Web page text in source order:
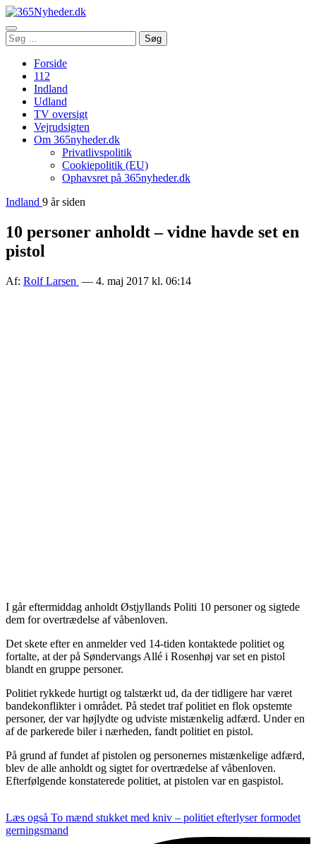
Åbn
menu
Søg
efter:
Søg
Forside
112
Indland
Udland
TV oversigt
Vejrudsigten
Om 365nyheder.dk
Privatlivspolitik
Cookiepolitik (EU)
Ophavsret på 365nyheder.dk
Indland 9 år siden
10 personer anholdt – vidne havde set en
pistol
Af: Rolf Larsen — 4. maj 2017 kl. 06:14
I går eftermiddag anholdt Østjyllands Politi 10 personer og sigtede
dem for overtrædelse af våbenloven.
Det skete efter en anmelder ved 14-tiden kontaktede politiet og
fortalte, at der på Søndervangs Allé i Rosenhøj var set en pistol
blandt en gruppe personer.
Politiet rykkede hurtigt og talstærkt ud, da der tidligere har været
bandekonflikter i området. På stedet traf politiet en flok opstemte
personer, der var højlydte og udviste mistænkelig adfærd. Under en
af de parkerede biler i nærheden, fandt politiet en pistol.
På grund af fundet af pistolen og personernes mistænkelige adfærd,
blev de alle anholdt og sigtet for overtrædelse af våbenloven.
Efterfølgende konstaterede politiet, at pistolen var en gaspistol.
Læs også To mænd stukket med kniv – politiet efterlyser formodet
gerningsmand